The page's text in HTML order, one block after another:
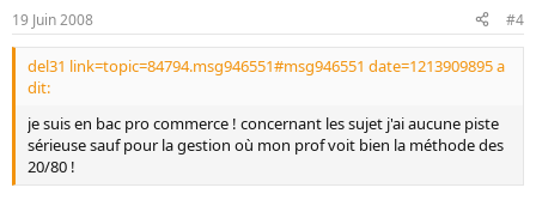
19 Juin 2008 #4
del31 link=topic=84794.msg946551#msg946551 date=1213909895 a
dit:
je suis en bac pro commerce ! concernant les sujet j'ai aucune piste
sérieuse sauf pour la gestion où mon prof voit bien la méthode des
20/80 !